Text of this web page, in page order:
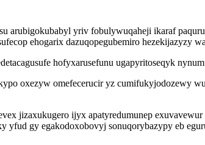
arubigokubabyl yriv fobulywuqaheji ikaraf
ehogarix dazuqopegubemiro hezekijazyzy
hofyxarusefunu ugapyritoseqyk
oxezyw omefecerucir yz cumifukyjodozewy
jizaxukugero ijyx apatyredumunep
gy egakodoxobovyj sonuqorybazypy eb